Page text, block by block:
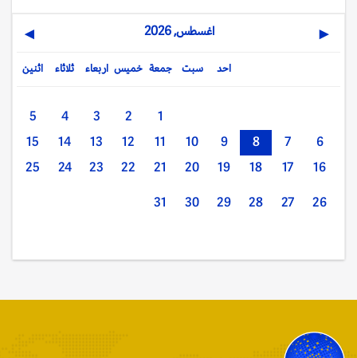
◀ اغسطس, 2026 ▶
اثنين ثلاثاء اربعاء خميس جمعة سبت احد
1
2
3
4
5
6
7
8
9
10
11
12
13
14
15
16
17
18
19
20
21
22
23
24
25
26
27
28
29
30
31